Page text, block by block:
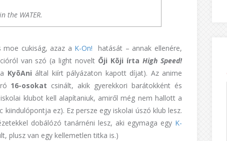
the WATER.
cukiság, azaz a K-On! hatását – annak ellenére,
van szó (a light novelt Ōji Kōji írtaHigh Speed!
KyōAni által kiírt pályázaton kapott díjat). Az anime
16-osokat csinált, akik gyerekkori barátokként és
klubot kell alapítaniuk, amiről még nem hallott a
kiindulópontja ez). Ez persze egy iskolai úszó klub lesz.
dobálózó tanárnéni lesz, aki egymaga egy K-
plusz van egy kellemetlen titka is.)